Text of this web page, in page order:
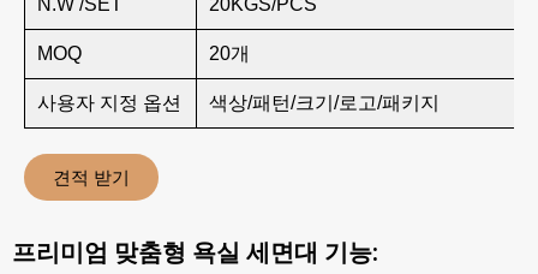
N.W /SET 20KGS/PCS
MOQ 20개
사용자 지정 옵션 색상/패턴/크기/로고/패키지
견적 받기
프리미엄 맞춤형 욕실 세면대 기능: